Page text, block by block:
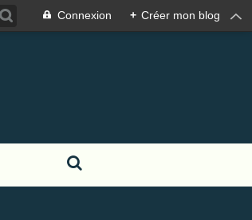
Connexion + Créer mon blog